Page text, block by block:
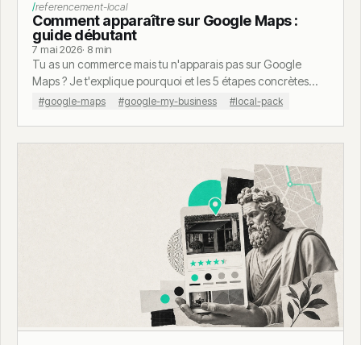
referencement-local
Comment apparaître sur Google Maps :
guide débutant
7 mai 2026· 8 min
Tu as un commerce mais tu n'apparais pas sur Google
Maps ? Je t'explique pourquoi et les 5 étapes concrètes
pour y être dans les 30 prochains jours.
#google-maps #google-my-business #local-pack